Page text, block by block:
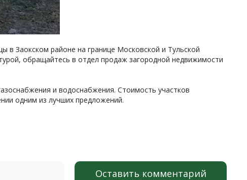
Заокском районе на границе Московской и Тульской
обращайтесь в отдел продаж загородной недвижимости
и водоснабжения. Стоимость участков
одним из лучших предложений.
Оставить комментарий